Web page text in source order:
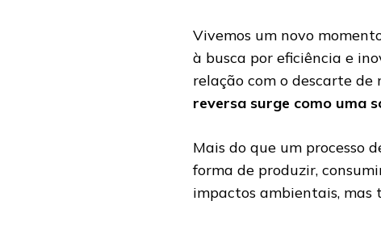
Vivemos um novo
à busca por eficiência e
relação com o descarte de
reversa surge como uma
Mais do que um processo
forma de produzir,
impactos ambientais, mas